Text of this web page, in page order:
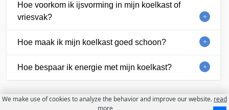
Hoe voorkom ik ijsvorming in mijn koelkast of
vriesvak?
Hoe maak ik mijn koelkast goed schoon?
Hoe bespaar ik energie met mijn koelkast?
We make use of cookies to analyze the behavior and improve our website. read
more